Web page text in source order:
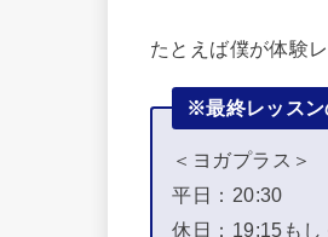
たとえば僕が体験
※最終レッスン
＜ヨガプラス＞
平日：20:30
休日：19:15も